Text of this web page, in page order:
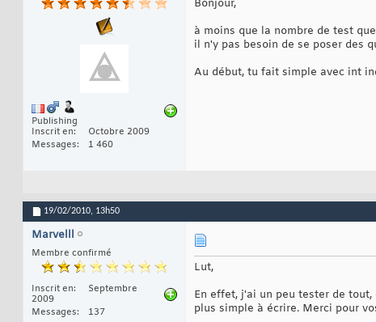
Publishing
Inscrit en
Octobre 2009
Messages
1 460
Bonjour,
à moins que la nombre de test
il n'y pas besoin de se poser des
Au début, tu fait simple avec int
19/02/2010, 13h50
Marvelll
Membre confirmé
Inscrit en
Septembre
2009
Messages
137
Lut,
En effet, j'ai un peu tester de
plus simple à écrire. Merci pour